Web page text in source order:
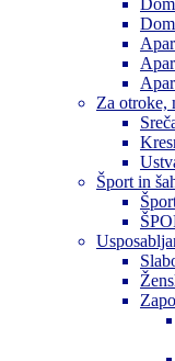
Za otroke,
Šport in